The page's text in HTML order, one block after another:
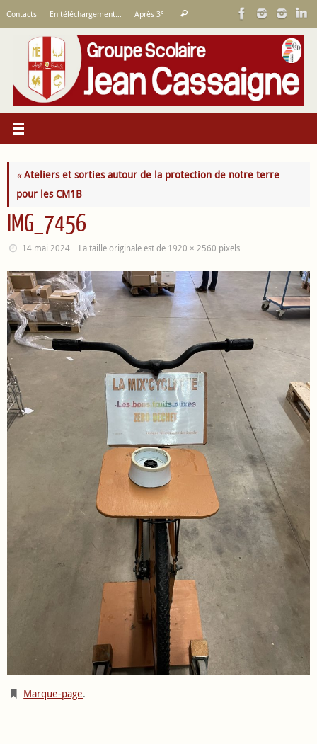
contenu
Contacts En téléchargement… Après 3°
:
Rechercher
«Ateliers et sorties autour de la protection de notre terre
pour les CM1B
IMG_7456
14 mai 2024 La taille originale est de 1920 × 2560 pixels
Marque-page.